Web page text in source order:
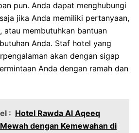
pun. Anda dapat menghubungi
jika Anda memiliki pertanyaan,
atau membutuhkan bantuan
Anda. Staf hotel yang
akan dengan sigap
Anda dengan ramah dan
: Hotel Rawda Al Aqeeq
dengan Kemewahan di